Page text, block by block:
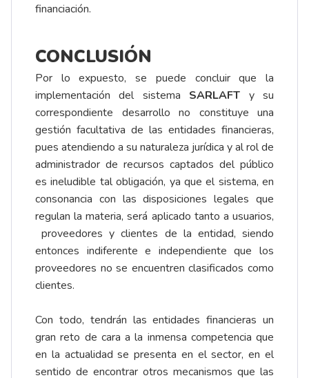
financiación.
CONCLUSIÓN
Por lo expuesto, se puede concluir que la
implementación del sistema SARLAFT y su
correspondiente desarrollo no constituye una
gestión facultativa de las entidades financieras,
pues atendiendo a su naturaleza jurídica y al rol de
administrador de recursos captados del público
es ineludible tal obligación, ya que el sistema, en
consonancia con las disposiciones legales que
regulan la materia, será aplicado tanto a usuarios,
proveedores y clientes de la entidad, siendo
entonces indiferente e independiente que los
proveedores no se encuentren clasificados como
clientes.
Con todo, tendrán las entidades financieras un
gran reto de cara a la inmensa competencia que
en la actualidad se presenta en el sector, en el
sentido de encontrar otros mecanismos que las